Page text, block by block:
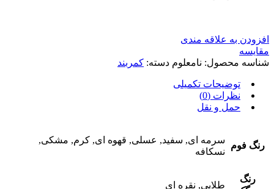
افزودن به علاقه مندی
مقایسه
شناسه محصول: نامعلوم دسته: کمربند
توضیحات تکمیلی
نظرات (0)
حمل و نقل
رنگ فوم
سرمه ای, سفید, عسلی, قهوه ای, کرم, مشکی,
نسکافه
رنگ
طلایی, نقره ای